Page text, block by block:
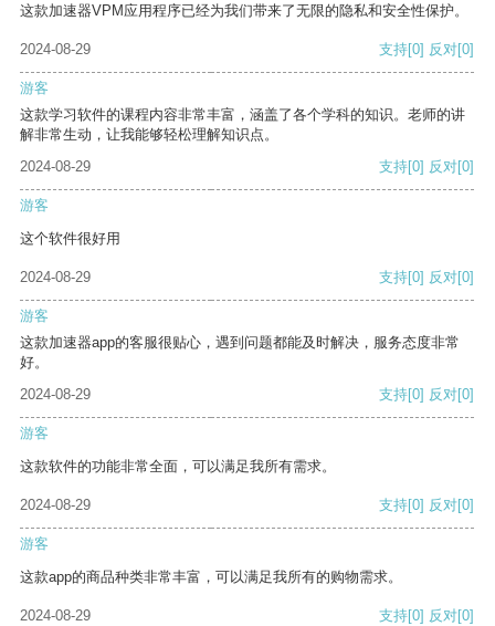
这款加速器VPM应用程序已经为我们带来了无限的隐私和安全性保护。
2024-08-29 支持[0] 反对[0]
游客
这款学习软件的课程内容非常丰富，涵盖了各个学科的知识。老师的讲
解非常生动，让我能够轻松理解知识点。
2024-08-29
支持[0] 反对[0]
游客
这个软件很好用
2024-08-29 支持[0] 反对[0]
游客
这款加速器app的客服很贴心，遇到问题都能及时解决，服务态度非常
好。
2024-08-29
支持[0] 反对[0]
游客
这款软件的功能非常全面，可以满足我所有需求。
2024-08-29 支持[0] 反对[0]
游客
这款app的商品种类非常丰富，可以满足我所有的购物需求。
2024-08-29 支持[0] 反对[0]